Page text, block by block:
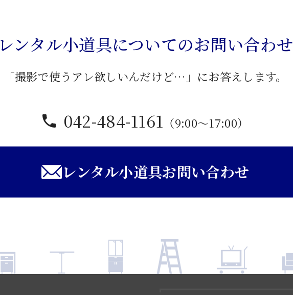
ク
個
レンタル小道具についてのお問い合わせ
「撮影で使うアレ欲しいんだけど…」にお答えします。
042-484-1161 （9:00〜17:00）
レンタル小道具お問い合わせ